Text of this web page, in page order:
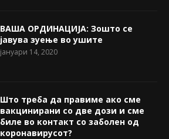
ВАША ОРДИНАЦИЈА: Зошто се
јавува зуење во ушите
јануари 14, 2020
Што треба да правиме ако сме
вакцинирани со две дози и сме
биле во контакт со заболен од
коронавирусот?